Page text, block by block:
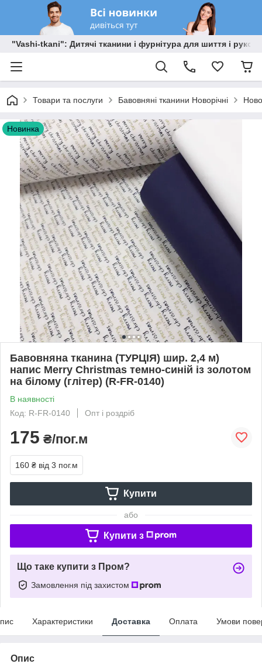
"Vashi-tkani": Дитячі тканини і фурнітура для шиття і
Товари та послуги Бавовняні тканини Новорічні
Новинка
Бавовняна тканина (ТУРЦІЯ) шир. 2,4 м)
напис Merry Christmas темно-синій із золотом
на білому (глітер) (R-FR-0140)
В наявності
Код: R-FR-0140
Опт і роздріб
175 ₴/пог.м
160 ₴ від 3 пог.м
Купити
або
Купити з
Що таке купити з Пром?
Замовлення під захистом
Характеристики Доставка Оплата Умови
Опис